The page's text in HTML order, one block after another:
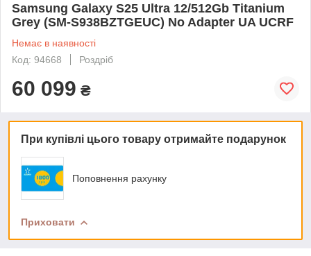
Samsung Galaxy S25 Ultra 12/512Gb Titanium
Grey (SM-S938BZTGEUC) No Adapter UA UCRF
Немає в наявності
Код: 94668
Роздріб
60 099 ₴
При купівлі цього товару отримайте подарунок
Поповнення рахунку
Приховати